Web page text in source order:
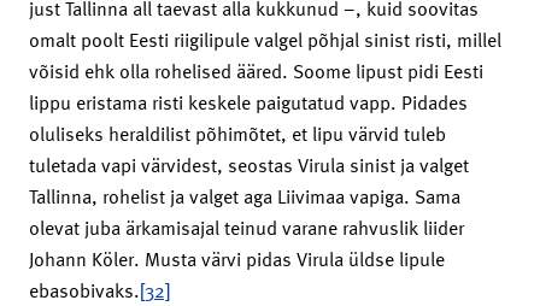
just Tallinna all taevast alla kukkunud –, kuid soovitas
omalt poolt Eesti riigilipule valgel põhjal sinist risti, millel
võisid ehk olla rohelised ääred. Soome lipust pidi Eesti
lippu eristama risti keskele paigutatud vapp. Pidades
oluliseks heraldilist põhimõtet, et lipu värvid tuleb
tuletada vapi värvidest, seostas Virula sinist ja valget
Tallinna, rohelist ja valget aga Liivimaa vapiga. Sama
olevat juba ärkamisajal teinud varane rahvuslik liider
Johann Köler. Musta värvi pidas Virula üldse lipule
ebasobivaks.[32]